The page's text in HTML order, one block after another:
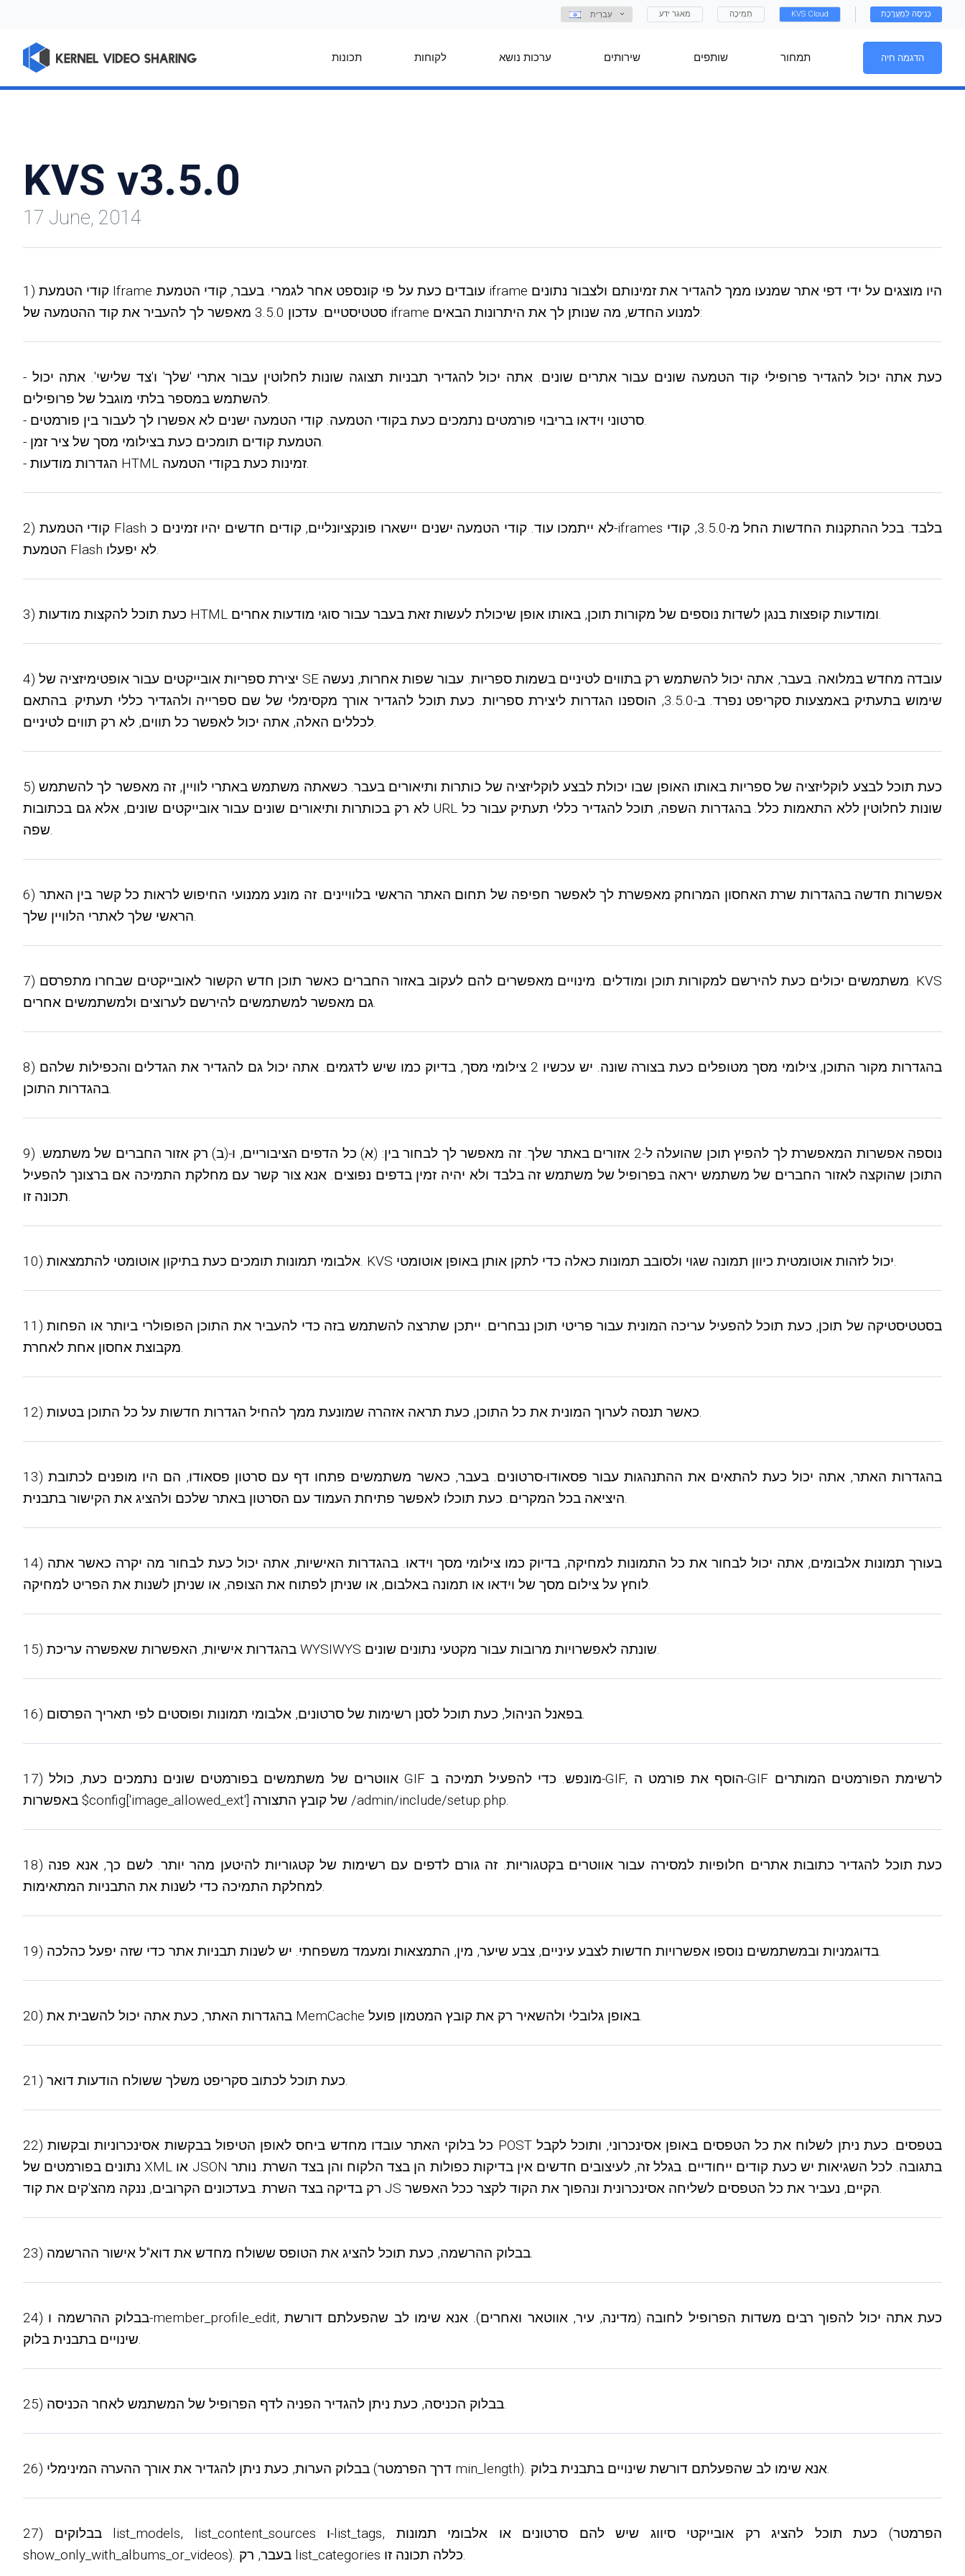
עִברִית מאגר ידע תְמִיכָה KVS Cloud כְּנִיסָה לַמַעֲרֶכֶת
תכונות לקוחות ערכות נושא שירותים שותפים תמחור הדגמה חיה
KVS v3.5.0
17 June, 2014
1) קודי הטמעת Iframe עובדים כעת על פי קונספט אחר לגמרי. בעבר, קודי הטמעת iframe היו מוצגים על ידי דפי אתר שמנעו ממך להגדיר את זמינותם ולצבור נתונים
סטטיסטיים. עדכון 3.5.0 מאפשר לך להעביר את קוד ההטמעה של iframe למנוע החדש, מה שנותן לך את היתרונות הבאים:
- כעת אתה יכול להגדיר פרופילי קוד הטמעה שונים עבור אתרים שונים. אתה יכול להגדיר תבניות תצוגה שונות לחלוטין עבור אתרי 'שלך' ו'צד שלישי'. אתה יכול
להשתמש במספר בלתי מוגבל של פרופילים.
- סרטוני וידאו בריבוי פורמטים נתמכים כעת בקודי הטמעה. קודי הטמעה ישנים לא אפשרו לך לעבור בין פורמטים.
- הטמעת קודים תומכים כעת בצילומי מסך של ציר זמן.
- הגדרות מודעות HTML זמינות כעת בקודי הטמעה.
2) קודי הטמעת Flash לא ייתמכו עוד. קודי הטמעה ישנים יישארו פונקציונליים, קודים חדשים יהיו זמינים כ-iframes בלבד. בכל ההתקנות החדשות החל מ-3.5.0, קודי
הטמעת Flash לא יפעלו.
3) כעת תוכל להקצות מודעות HTML ומודעות קופצות בנגן לשדות נוספים של מקורות תוכן, באותו אופן שיכולת לעשות זאת בעבר עבור סוגי מודעות אחרים.
4) יצירת ספריות אובייקטים עבור אופטימיזציה של SE עובדה מחדש במלואה. בעבר, אתה יכול להשתמש רק בתווים לטיניים בשמות ספריות. עבור שפות אחרות, נעשה
שימוש בתעתיק באמצעות סקריפט נפרד. ב-3.5.0, הוספנו הגדרות ליצירת ספריות. כעת תוכל להגדיר אורך מקסימלי של שם ספרייה ולהגדיר כללי תעתיק. בהתאם
לכללים האלה, אתה יכול לאפשר כל תווים, לא רק תווים לטיניים.
5) כעת תוכל לבצע לוקליזציה של ספריות באותו האופן שבו יכולת לבצע לוקליזציה של כותרות ותיאורים בעבר. כשאתה משתמש באתרי לוויין, זה מאפשר לך להשתמש
לא רק בכותרות ותיאורים שונים עבור אובייקטים שונים, אלא גם בכתובות URL שונות לחלוטין ללא התאמות כלל. בהגדרות השפה, תוכל להגדיר כללי תעתיק עבור כל
שפה.
6) אפשרות חדשה בהגדרות שרת האחסון המרוחק מאפשרת לך לאפשר חפיפה של תחום האתר הראשי בלוויינים. זה מונע ממנועי החיפוש לראות כל קשר בין האתר
הראשי שלך לאתרי הלוויין שלך.
7) משתמשים יכולים כעת להירשם למקורות תוכן ומודלים. מינויים מאפשרים להם לעקוב באזור החברים כאשר תוכן חדש הקשור לאובייקטים שבחרו מתפרסם. KVS
גם מאפשר למשתמשים להירשם לערוצים ולמשתמשים אחרים.
8) בהגדרות מקור התוכן, צילומי מסך מטופלים כעת בצורה שונה. יש עכשיו 2 צילומי מסך, בדיוק כמו שיש לדגמים. אתה יכול גם להגדיר את הגדלים והכפילות שלהם
בהגדרות התוכן.
9) נוספה אפשרות המאפשרת לך להפיץ תוכן שהועלה ל-2 אזורים באתר שלך. זה מאפשר לך לבחור בין: (א) כל הדפים הציבוריים, ו-(ב) רק אזור החברים של משתמש.
התוכן שהוקצה לאזור החברים של משתמש יראה בפרופיל של משתמש זה בלבד ולא יהיה זמין בדפים נפוצים. אנא צור קשר עם מחלקת התמיכה אם ברצונך להפעיל
תכונה זו.
10) אלבומי תמונות תומכים כעת בתיקון אוטומטי להתמצאות. KVS יכול לזהות אוטומטית כיוון תמונה שגוי ולסובב תמונות כאלה כדי לתקן אותן באופן אוטומטי.
11) בסטטיסטיקה של תוכן, כעת תוכל להפעיל עריכה המונית עבור פריטי תוכן נבחרים. ייתכן שתרצה להשתמש בזה כדי להעביר את התוכן הפופולרי ביותר או הפחות
מקבוצת אחסון אחת לאחרת.
12) כאשר תנסה לערוך המונית את כל התוכן, כעת תראה אזהרה שמונעת ממך להחיל הגדרות חדשות על כל התוכן בטעות.
13) בהגדרות האתר, אתה יכול כעת להתאים את ההתנהגות עבור פסאודו-סרטונים. בעבר, כאשר משתמשים פתחו דף עם סרטון פסאודו, הם היו מופנים לכתובת
היציאה בכל המקרים. כעת תוכלו לאפשר פתיחת העמוד עם הסרטון באתר שלכם ולהציג את הקישור בתבנית.
14) בעורך תמונות אלבומים, אתה יכול לבחור את כל התמונות למחיקה, בדיוק כמו צילומי מסך וידאו. בהגדרות האישיות, אתה יכול כעת לבחור מה יקרה כאשר אתה
לוחץ על צילום מסך של וידאו או תמונה באלבום, או שניתן לפתוח את הצופה, או שניתן לשנות את הפריט למחיקה.
15) בהגדרות אישיות, האפשרות שאפשרה עריכת WYSIWYS שונתה לאפשרויות מרובות עבור מקטעי נתונים שונים.
16) בפאנל הניהול, כעת תוכל לסנן רשימות של סרטונים, אלבומי תמונות ופוסטים לפי תאריך הפרסום.
17) אווטרים של משתמשים בפורמטים שונים נתמכים כעת, כולל GIF מונפש. כדי להפעיל תמיכה ב-GIF, הוסף את פורמט ה-GIF לרשימת הפורמטים המותרים
באפשרות $config['image_allowed_ext'] של קובץ התצורה /admin/include/setup.php.
18) כעת תוכל להגדיר כתובות אתרים חלופיות למסירה עבור אווטרים בקטגוריות. זה גורם לדפים עם רשימות של קטגוריות להיטען מהר יותר. לשם כך, אנא פנה
למחלקת התמיכה כדי לשנות את התבניות המתאימות.
19) בדוגמניות ובמשתמשים נוספו אפשרויות חדשות לצבע עיניים, צבע שיער, מין, התמצאות ומעמד משפחתי. יש לשנות תבניות אתר כדי שזה יפעל כהלכה.
20) בהגדרות האתר, כעת אתה יכול להשבית את MemCache באופן גלובלי ולהשאיר רק את קובץ המטמון פועל.
21) כעת תוכל לכתוב סקריפט משלך ששולח הודעות דואר.
22) כל בלוקי האתר עובדו מחדש ביחס לאופן הטיפול בבקשות אסינכרוניות ובקשות POST בטפסים. כעת ניתן לשלוח את כל הטפסים באופן אסינכרוני, ותוכל לקבל
נתונים בפורמטים של XML או JSON בתגובה. לכל השגיאות יש כעת קודים ייחודיים. בגלל זה, לעיצובים חדשים אין בדיקות כפולות הן בצד הלקוח והן בצד השרת. נותר
רק בדיקה בצד השרת. בעדכונים הקרובים, ננקה מהצ'קים את קוד JS הקיים, נעביר את כל הטפסים לשליחה אסינכרונית ונהפוך את הקוד לקצר ככל האפשר.
23) בבלוק ההרשמה, כעת תוכל להציג את הטופס ששולח מחדש את דוא"ל אישור ההרשמה.
24) בבלוק ההרשמה ו-member_profile_edit, כעת אתה יכול להפוך רבים משדות הפרופיל לחובה (מדינה, עיר, אווטאר ואחרים). אנא שימו לב שהפעלתם דורשת
שינויים בתבנית בלוק.
25) בבלוק הכניסה, כעת ניתן להגדיר הפניה לדף הפרופיל של המשתמש לאחר הכניסה.
26) בבלוק הערות, כעת ניתן להגדיר את אורך ההערה המינימלי (דרך הפרמטר min_length). אנא שימו לב שהפעלתם דורשת שינויים בתבנית בלוק.
27) בבלוקים list_models, list_content_sources ו-list_tags, כעת תוכל להציג רק אובייקטי סיווג שיש להם סרטונים או אלבומי תמונות (הפרמטר
show_only_with_albums_or_videos). בעבר, רק list_categories כללה תכונה זו.